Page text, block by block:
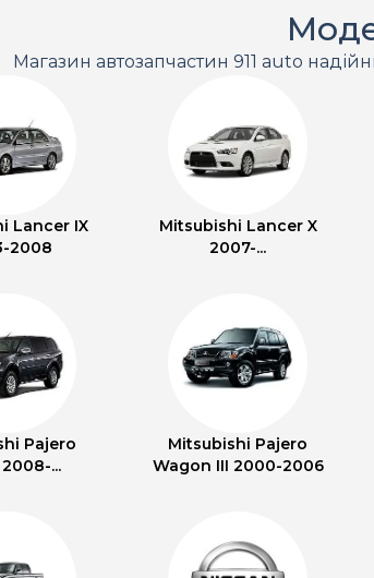
Магазин автозапчастин 911 auto
Lancer IX
2008
Mitsubishi Lancer X
2007-...
Pajero
...
Mitsubishi Pajero
Wagon III 2000-2006